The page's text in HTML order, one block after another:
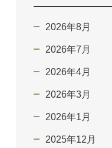
2026年8月
2026年7月
2026年4月
2026年3月
2026年1月
2025年12月